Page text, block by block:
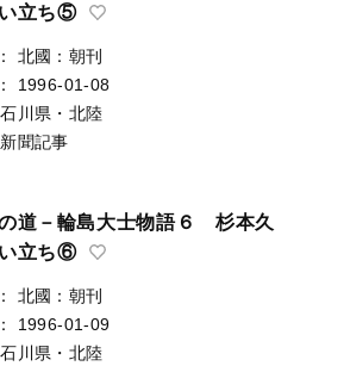
立ち⑤
：
北國：朝刊
：
1996-01-08
石川県・北陸
新聞記事
道－輪島大士物語６ 杉本久
立ち⑥
：
北國：朝刊
：
1996-01-09
石川県・北陸